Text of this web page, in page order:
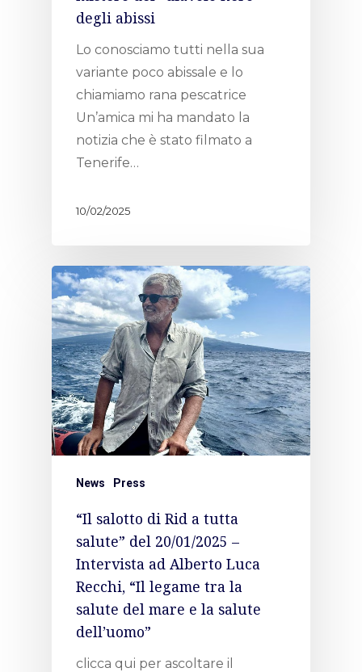
degli abissi
Lo conosciamo tutti nella sua
variante poco abissale e lo
chiamiamo rana pescatrice
Un’amica mi ha mandato la
notizia che è stato filmato a
Tenerife…
10/02/2025
News Press
“Il salotto di Rid a tutta
salute” del 20/01/2025 –
Intervista ad Alberto Luca
Recchi, “Il legame tra la
salute del mare e la salute
dell’uomo”
clicca qui per ascoltare il
About AL
Podcast
News
Shop
Contacts